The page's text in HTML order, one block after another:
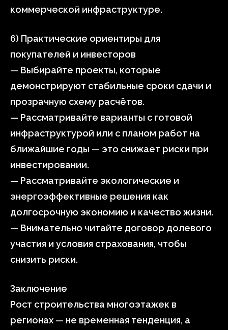
коммерческой инфраструктуре.
6) Практические ориентиры для
покупателей и инвесторов
— Выбирайте проекты, которые
демонстрируют стабильные сроки сдачи и
прозрачную схему расчётов.
— Рассматривайте варианты с готовой
инфраструктурой или с планом работ на
ближайшие годы — это снижает риски при
инвестировании.
— Рассматривайте экологические и
энергоэффективные решения как
долгосрочную экономию и качество жизни.
— Внимательно читайте договор долевого
участия и условия страхования, чтобы
снизить риски.
Заключение
Рост строительства многоэтажек в
регионах — не временная тенденция, а